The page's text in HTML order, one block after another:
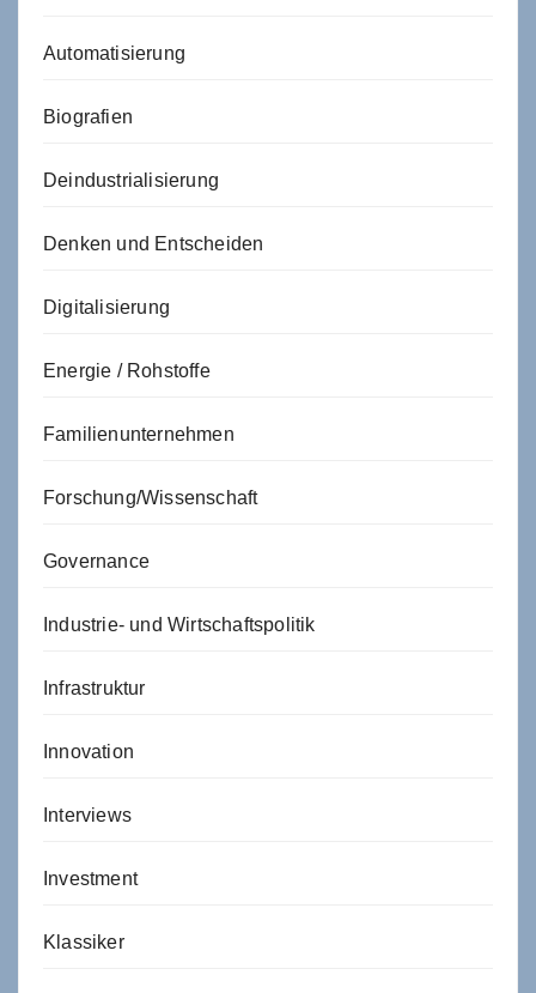
Automatisierung
Biografien
Deindustrialisierung
Denken und Entscheiden
Digitalisierung
Energie / Rohstoffe
Familienunternehmen
Forschung/Wissenschaft
Governance
Industrie- und Wirtschaftspolitik
Infrastruktur
Innovation
Interviews
Investment
Klassiker